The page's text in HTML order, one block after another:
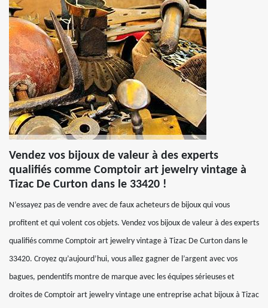
Vendez vos bijoux de valeur à des experts
qualifiés comme Comptoir art jewelry vintage à
Tizac De Curton dans le 33420 !
N’essayez pas de vendre avec de faux acheteurs de bijoux qui vous
profitent et qui volent cos objets. Vendez vos bijoux de valeur à des experts
qualifiés comme Comptoir art jewelry vintage à Tizac De Curton dans le
33420. Croyez qu’aujourd’hui, vous allez gagner de l’argent avec vos
bagues, pendentifs montre de marque avec les équipes sérieuses et
droites de Comptoir art jewelry vintage une entreprise achat bijoux à Tizac